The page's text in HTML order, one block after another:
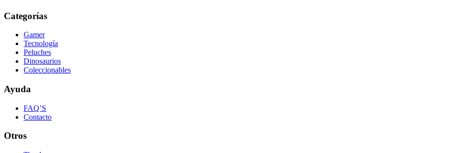
Categorías
Gamer
Tecnología
Peluches
Dinosaurios
Coleccionables
Ayuda
FAQ’S
Contacto
Otros